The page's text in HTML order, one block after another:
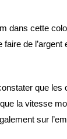
dans cette
de
que
la vitesse
sur